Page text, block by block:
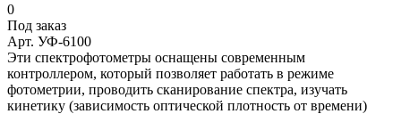
0
Под заказ
Арт. УФ-6100
Эти спектрофотометры оснащены современным
контроллером, который позволяет работать в режиме
фотометрии, проводить сканирование спектра, изучать
кинетику (зависимость оптической плотность от времени)